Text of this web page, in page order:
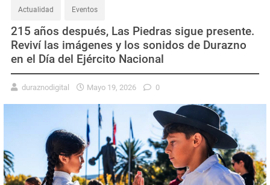
Actualidad Eventos
215 años después, Las Piedras sigue presente.
Reviví las imágenes y los sonidos de Durazno
en el Día del Ejército Nacional
duraznodigital Mayo 19, 2026 0